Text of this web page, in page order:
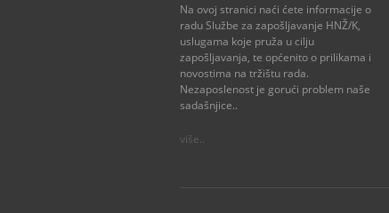
Na ovoj stranici naći ćete informacije o
radu Službe za zapošljavanje HNŽ/K,
uslugama koje pruža u cilju
zapošljavanja, te općenito o prilikama i
novostima na tržištu rada.
Nezaposlenost je gorući problem naše
sadašnjice..
više..